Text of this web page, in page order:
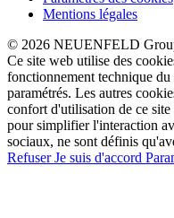
Mentions légales
© 2026 NEUENFELD
Ce site web utilise des
fonctionnement technique
paramétrés. Les autres
confort d'utilisation de ce
pour simplifier l'interaction
sociaux, ne sont définis
RefuserJe suis d'accord